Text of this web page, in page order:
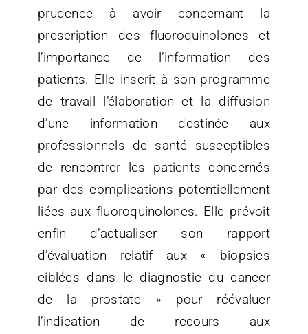
prudence à avoir concernant la
prescription des fluoroquinolones et
l’importance de l’information des
patients. Elle inscrit à son programme
de travail l’élaboration et la diffusion
d’une information destinée aux
professionnels de santé susceptibles
de rencontrer les patients concernés
par des complications potentiellement
liées aux fluoroquinolones. Elle prévoit
enfin d’actualiser son rapport
d’évaluation relatif aux « biopsies
ciblées dans le diagnostic du cancer
de la prostate » pour réévaluer
l’indication de recours aux